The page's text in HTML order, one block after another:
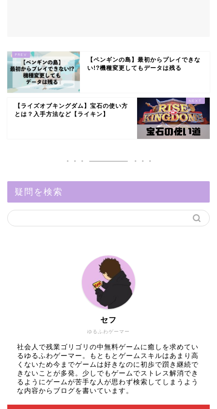
【ペンギンの島】最初からプレイできな
い!?機種変更してもデータは残る
【ライズオブキングダム】宝石の使い方
とは？入手方法など【ライキン】
疑問を検索
ゆるふわゲーマー
セフ
社会人で残業ゴリゴリの中無料ゲームに癒しを求めてい
るゆるふわゲーマー。もともとゲームスキルはあまり高
くないため今までゲームは好きなのに初歩で躓き継続で
きないことが多発。少しでもゲームでストレス解消でき
るようにゲームが苦手な人が思わず検索してしまうよう
な内容からブログを書いています。